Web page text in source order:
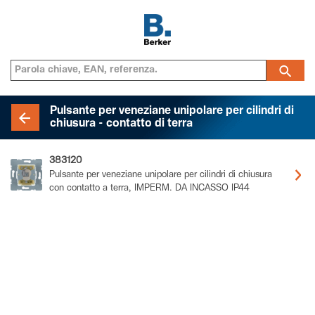
Pulsante per veneziane unipolare per cilindri di
chiusura - contatto di terra
383120
Pulsante per veneziane unipolare per cilindri di chiusura
con contatto a terra, IMPERM. DA INCASSO IP44